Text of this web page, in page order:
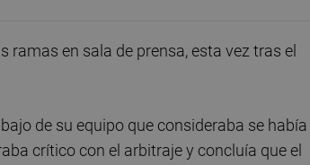
ramas en sala de prensa, esta vez tras el
de su equipo que consideraba se había
crítico con el arbitraje y concluía que el